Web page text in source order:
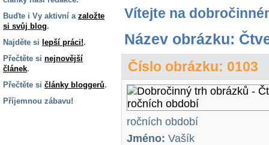
Buďte i Vy aktivní a založte
si svůj blog.
Najděte si lepší práci!.
Přečtěte si nejnovější
článek.
Přečtěte si články bloggerů.
Příjemnou zábavu!
Vítejte na
Název obrázku:
Číslo obrázku: 0103
ročních období
Jméno: Vašík